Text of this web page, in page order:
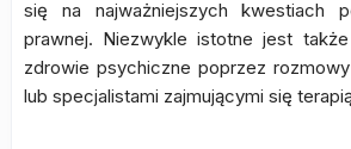
się na najważniejszych kwestiach
prawnej. Niezwykle istotne jest
zdrowie psychiczne poprzez
lub specjalistami zajmującymi się